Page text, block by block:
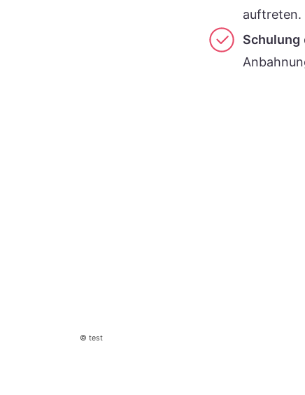
auftreten.
Schulung
test